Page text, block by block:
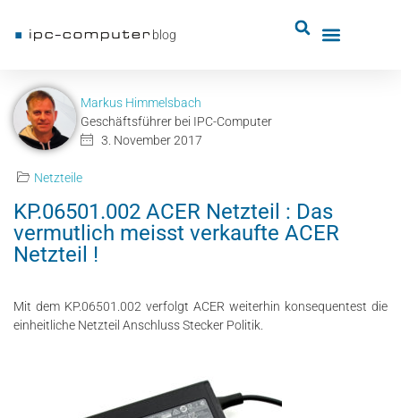
blog
Markus Himmelsbach
Geschäftsführer bei IPC-Computer
3. November 2017
Netzteile
KP.06501.002 ACER Netzteil : Das
vermutlich meisst verkaufte ACER
Netzteil !
Mit dem KP.06501.002 verfolgt ACER weiterhin konsequentest die
einheitliche Netzteil Anschluss Stecker Politik.